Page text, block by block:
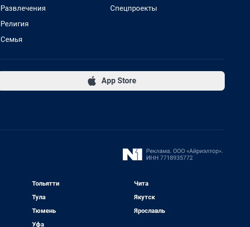
Развлечения
Религия
Семья
Спецпроекты
App Store
Тольятти
Тула
Тюмень
Уфа
Чита
Якутск
Ярославль